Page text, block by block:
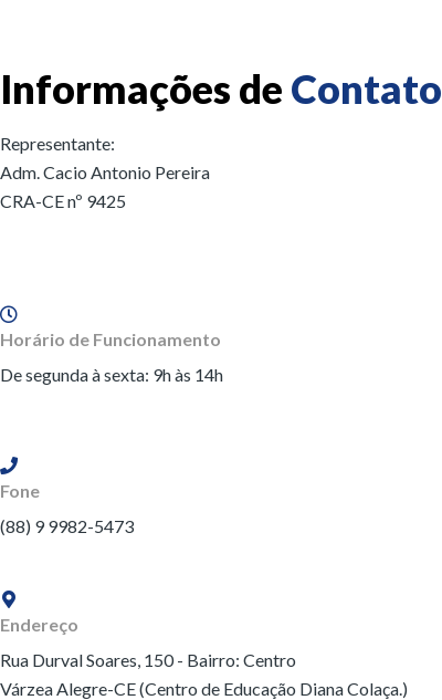
Informações de Contato
Representante:
Adm. Cacio Antonio Pereira
CRA-CE nº 9425
Horário de Funcionamento
De segunda à sexta: 9h às 14h
Fone
(88) 9 9982-5473
Endereço
Rua Durval Soares, 150 - Bairro: Centro
Várzea Alegre-CE (Centro de Educação Diana Colaça.)